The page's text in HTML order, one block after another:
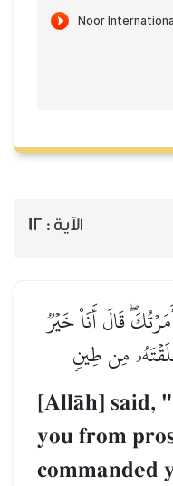
الآية : 12
قَالَ أَنَا۠ خَيۡرٞ
مِن طِينٖ
[AllŒh] said,
you from
commanded